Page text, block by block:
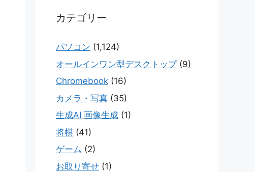
カテゴリー
パソコン (1,124)
オールインワン型デスクトップ(9)
Chromebook (16)
カメラ・写真 (35)
生成AI 画像生成 (1)
将棋 (41)
ゲーム (2)
お取り寄せ (1)